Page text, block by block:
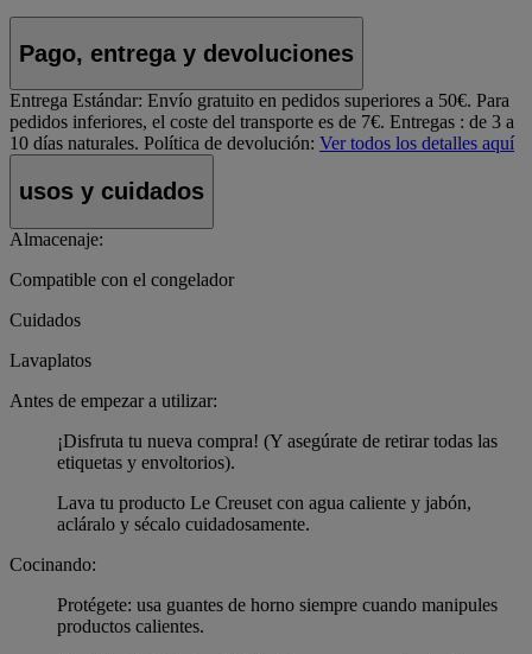
Pago, entrega y devoluciones
Entrega Estándar: Envío gratuito en pedidos superiores a 50€. Para
pedidos inferiores, el coste del transporte es de 7€. Entregas : de 3 a
10 días naturales. Política de devolución: Ver todos los detalles aquí
usos y cuidados
Almacenaje:
Compatible con el congelador
Cuidados
Lavaplatos
Antes de empezar a utilizar:
¡Disfruta tu nueva compra! (Y asegúrate de retirar todas las
etiquetas y envoltorios).
Lava tu producto Le Creuset con agua caliente y jabón,
acláralo y sécalo cuidadosamente.
Cocinando:
Protégete: usa guantes de horno siempre cuando manipules
productos calientes.